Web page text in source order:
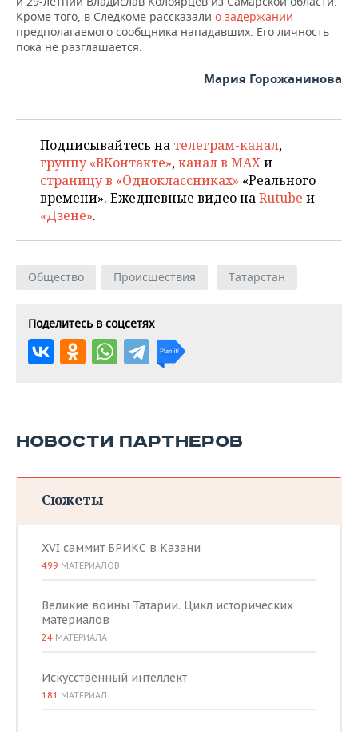
Кроме того, в Следкоме рассказали о задержании
предполагаемого сообщника нападавших. Его личность
пока не разглашается.
Мария Горожанинова
Подписывайтесь на телеграм-канал,
группу «ВКонтакте»,канал в MAXи
страницу в «Одноклассниках» «Реального
времени». Ежедневные видео наRutube и
«Дзене».
Общество Происшествия Татарстан
Поделитесь в соцсетях
НОВОСТИ ПАРТНЕРОВ
Сюжеты
XVI саммит БРИКС в Казани
499 МАТЕРИАЛОВ
Великие воины Татарии. Цикл исторических
материалов
24 МАТЕРИАЛА
Искусственный интеллект
181 МАТЕРИАЛ